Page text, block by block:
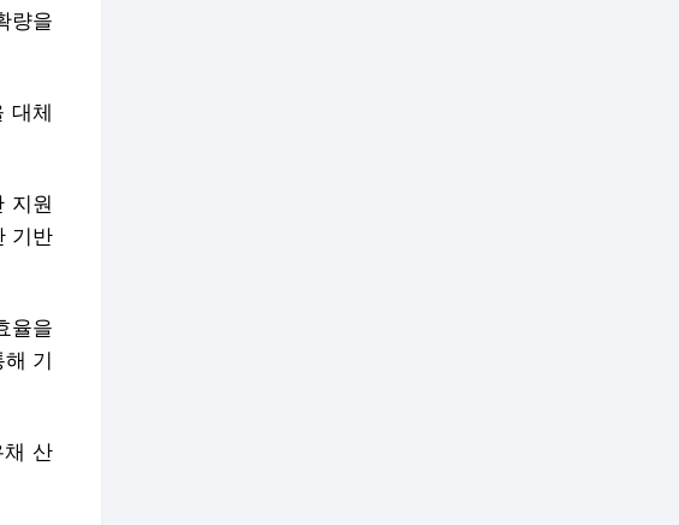
량을
대체
지원
기반
율을
기
채 산